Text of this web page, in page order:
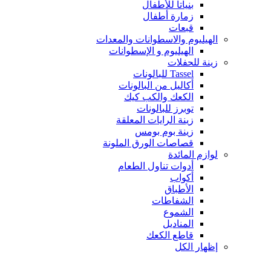
بنياتا للأطفال
زمارة أطفال
قبعات
الهيليوم والاسطوانات والمعدات
الهيليوم و الإسطوانات
زينة للحفلات
Tassel للبالونات
أكاليل من البالونات
الكعك والكب كيك
توبرز للبالونات
زينة الرايات المعلقة
زينة بوم بومس
قصاصات الورق الملونة
لوازم المائدة
أدوات تناول الطعام
أكواب
الأطباق
الشفاطات
الشموع
المناديل
قاطع الكعك
إظهار الكل